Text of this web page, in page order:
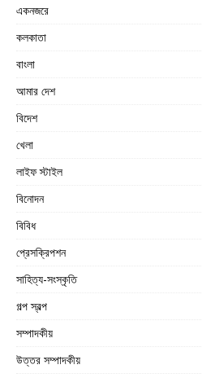
একনজরে
কলকাতা
বাংলা
আমার দেশ
বিদেশ
খেলা
লাইফ স্টাইল
বিনোদন
বিবিধ
প্রেসক্রিপশন
সাহিত্য-সংস্কৃতি
গল্প স্বল্প
সম্পাদকীয়
উত্তর সম্পাদকীয়